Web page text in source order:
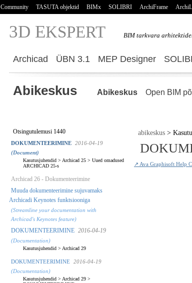
Community TASUTA objektid BIMx SOLIBRI ArchiFrame
3D EKSPERT BIM tarkvara
Archicad ÜBN 3.1 MEP Designer
Abikeskus Abikeskus Open BIM
Otsingutulemusi 1440
DOKUMENTEERIMINE
2016-04-19
(Document)
Kasutusjuhendid > Archicad 25 > Uued omadused
ARCHICAD 25-s
Archicad 26 - Dokumenteerimine
Muuda dokumenteerimine sujuvamaks
Archicadi Keynotes funktsiooniga
(Streamline your documentation with
Archicad's Keynotes feature)
DOKUMENTEERIMINE 2016-04-19
(Documentation)
Kasutusjuhendid > Archicad 29
DOKUMENTEERIMINE
2016-04-19
(Documentation)
Kasutusjuhendid > Archicad 29 >
abikeskus >
↗ Ava Graphisoft Help